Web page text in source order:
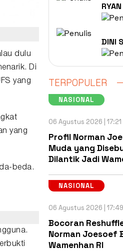
dulu
Di
yang
yang
beda.
DINI
TERPOPULER
NASIONAL
06 Agustus 2026 | 17:21
Profil Norman
Muda yang
Dilantik Jadi
NASIONAL
06 Agustus 2026 |
Bocoran
Norman Joesoef
Wamenhan RI